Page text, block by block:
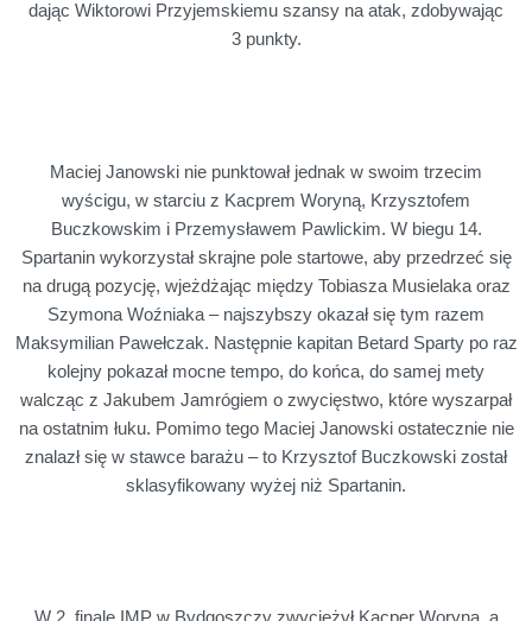
dając Wiktorowi Przyjemskiemu szansy na atak, zdobywając
3 punkty.
Maciej Janowski nie punktował jednak w swoim trzecim
wyścigu, w starciu z Kacprem Woryną, Krzysztofem
Buczkowskim i Przemysławem Pawlickim. W biegu 14.
Spartanin wykorzystał skrajne pole startowe, aby przedrzeć się
na drugą pozycję, wjeżdżając między Tobiasza Musielaka oraz
Szymona Woźniaka – najszybszy okazał się tym razem
Maksymilian Pawełczak. Następnie kapitan Betard Sparty po raz
kolejny pokazał mocne tempo, do końca, do samej mety
walcząc z Jakubem Jamrógiem o zwycięstwo, które wyszarpał
na ostatnim łuku. Pomimo tego Maciej Janowski ostatecznie nie
znalazł się w stawce barażu – to Krzysztof Buczkowski został
sklasyfikowany wyżej niż Spartanin.